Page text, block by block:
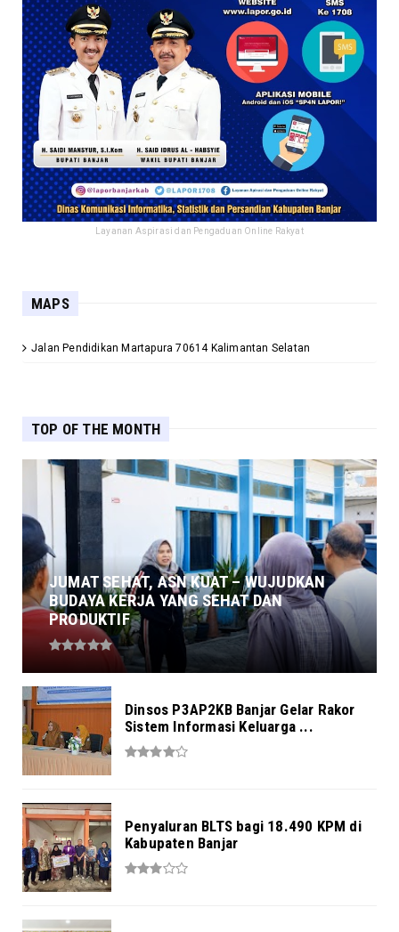
Layanan Aspirasi dan Pengaduan Online Rakyat
MAPS
Jalan Pendidikan Martapura 70614 Kalimantan Selatan
TOP OF THE MONTH
JUMAT SEHAT, ASN KUAT – WUJUDKAN
BUDAYA KERJA YANG SEHAT DAN
PRODUKTIF
Dinsos P3AP2KB Banjar Gelar Rakor
Sistem Informasi Keluarga ...
Penyaluran BLTS bagi 18.490 KPM di
Kabupaten Banjar